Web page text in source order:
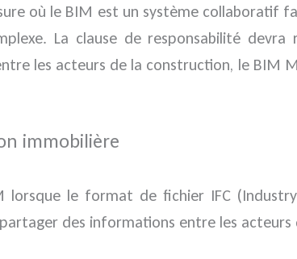
où le BIM est un système collaboratif
La clause de responsabilité
les acteurs de la construction, le BIM
immobilière
lorsque le format de fichier IFC
des informations entre les